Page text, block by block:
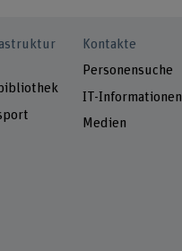
Kontakte
Personensuche
IT-Informationen
Medien